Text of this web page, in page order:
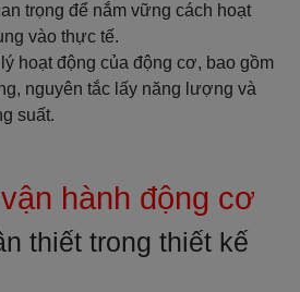
trọng để nắm vững cách hoạt
vào thực tế.
hoạt động của động cơ, bao gồm
nguyên tắc lấy năng lượng và
suất.
hành động cơ
thiết trong thiết kế